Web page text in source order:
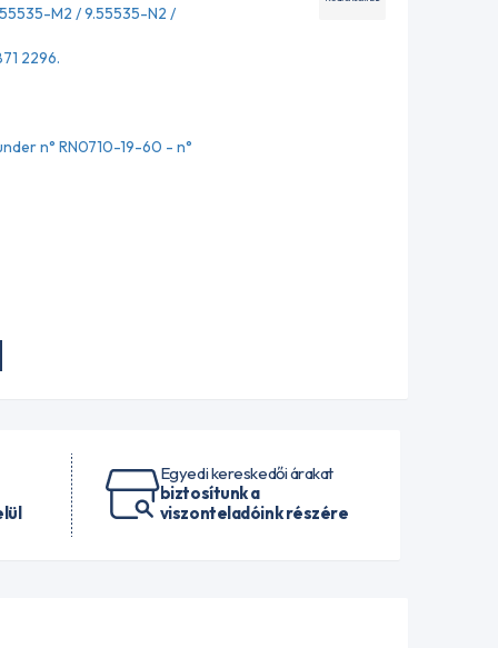
M2 / 9.55535-N2 /
2296.
n° RN0710-19-60 - n°
Egyedi kereskedői árakat
biztosítunk a
viszonteladóink részére